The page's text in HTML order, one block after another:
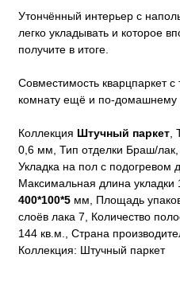
Утончённый интерьер с
легко укладывать и которое
получите в итоге.
Совместимость кварцпаркет
комнату ещё и по-домашнему
Коллекция Штучный паркет,
0,6 мм, Тип отделки Браш/лак,
Укладка на пол c подогревом
Максимальная длина
400*100*5 мм, Площадь
слоёв лака 7, Количество
144 кв.м., Страна
Коллекция: Штучный паркет